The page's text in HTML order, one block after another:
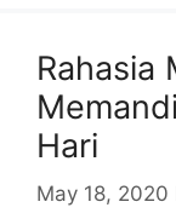
Rahasia
Hari
May 18, 2020